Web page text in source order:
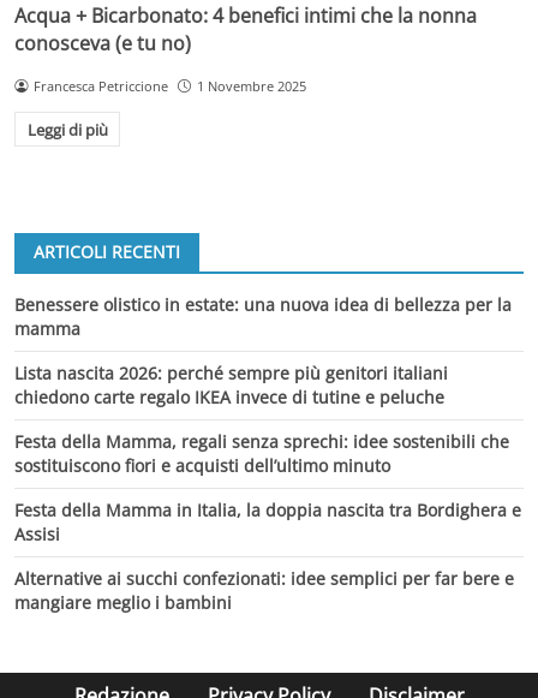
Acqua + Bicarbonato: 4 benefici intimi che la nonna
conosceva (e tu no)
Francesca Petriccione 1 Novembre 2025
Leggi di più
ARTICOLI RECENTI
Benessere olistico in estate: una nuova idea di bellezza per la
mamma
Lista nascita 2026: perché sempre più genitori italiani
chiedono carte regalo IKEA invece di tutine e peluche
Festa della Mamma, regali senza sprechi: idee sostenibili che
sostituiscono fiori e acquisti dell’ultimo minuto
Festa della Mamma in Italia, la doppia nascita tra Bordighera e
Assisi
Alternative ai succhi confezionati: idee semplici per far bere e
mangiare meglio i bambini